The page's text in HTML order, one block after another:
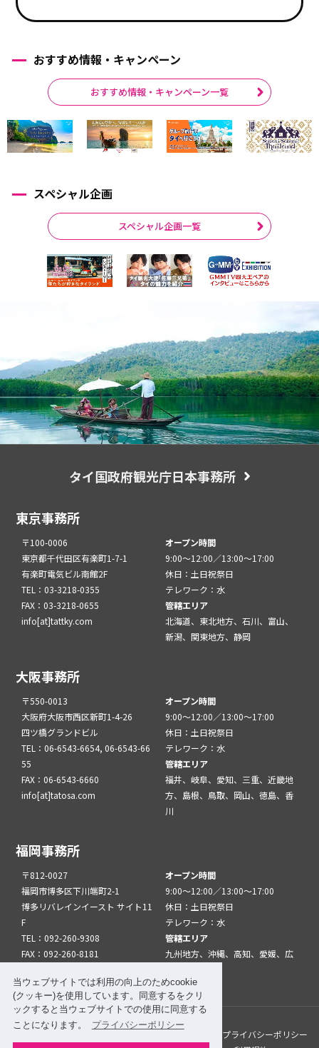
当ウェブサイトでは利用の向上のためcookie
(クッキー)を使用しています。同意するをクリ
ックすると当ウェブサイトでの使用に同意する
ことになります。
プライバシーポリシー
おすすめ情報・キャンペーン
おすすめ情報・キャンペーン一覧
スペシャル企画
スペシャル企画一覧
タイ国政府観光庁日本事務所
東京事務所
〒100-0006
東京都千代田区有楽町1-7-1
有楽町電気ビル南館2F
TEL：03-3218-0355
FAX：03-3218-0655
info[at]tattky.com
オープン時間
9:00～12:00／13:00～17:00
休日：土日祝祭日
テレワーク：水
管轄エリア
北海道、東北地方、石川、富山、
新潟、関東地方、静岡
大阪事務所
〒550-0013
大阪府大阪市西区新町1-4-26
四ツ橋グランドビル
TEL：06-6543-6654, 06-6543-66
55
FAX：06-6543-6660
info[at]tatosa.com
オープン時間
9:00～12:00／13:00～17:00
休日：土日祝祭日
テレワーク：水
管轄エリア
福井、岐阜、愛知、三重、近畿地
方、島根、鳥取、岡山、徳島、香
川
福岡事務所
〒812-0027
福岡市博多区下川端町2-1
博多リバレインイースト サイト11
F
TEL：092-260-9308
FAX：092-260-8181
オープン時間
9:00～12:00／13:00～17:00
休日：土日祝祭日
テレワーク：水
管轄エリア
九州地方、沖縄、高知、愛媛、広
このサイトについて
プライバシーポリシー